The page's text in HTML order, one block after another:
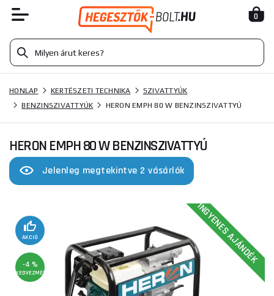
0
HONLAP KERTÉSZETI TECHNIKA
SZIVATTYÚK
BENZINSZIVATTYÚK
HERON EMPH 80 W BENZINSZIVATTYÚ
HERON EMPH 80 W BENZINSZIVATTYÚ
Jelenleg megtekintve 2 vásárlók
AKCIÓ
-4 %
KEDVEZMÉNY
INGYENES AJÁNDÉK